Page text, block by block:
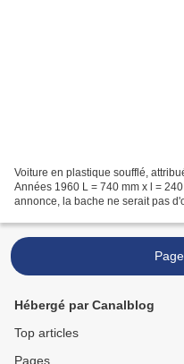
Voiture en plastique soufflé,
Années 1960 L = 740 mm x l =
annonce, la bache ne serait pas
Hébergé par Canalblog
Top articles
Pages